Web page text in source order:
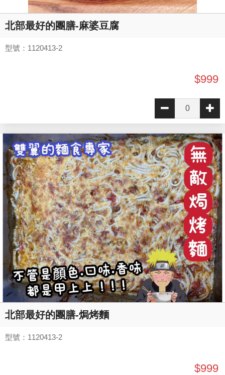
北部最好的團膳-麻婆豆腐
型號：1120413-2
$999
北部最好的團膳-焗烤麵
型號：1120413-2
$999